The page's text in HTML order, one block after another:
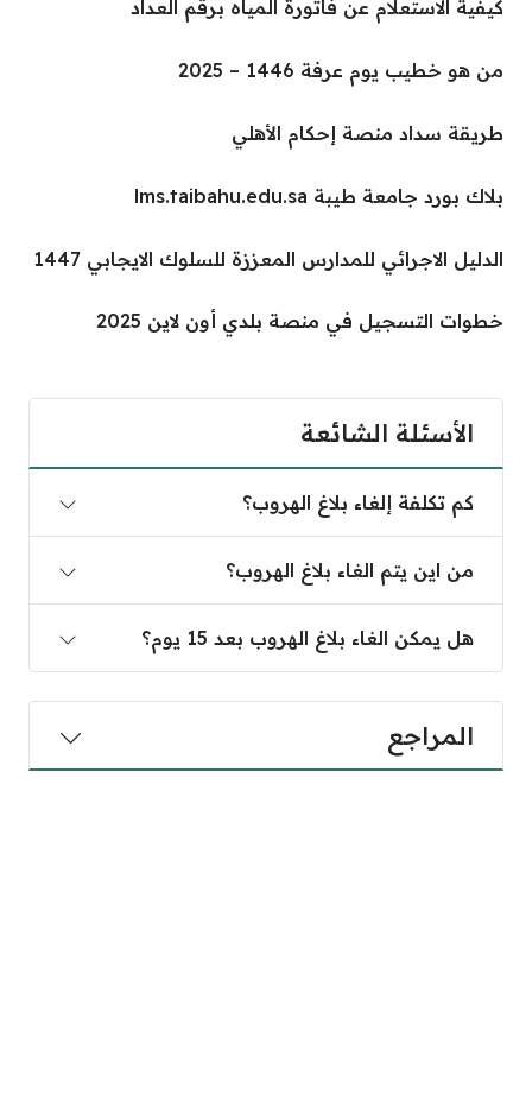
كيفية الاستعلام عن فاتورة المياه برقم العداد
من هو خطيب يوم عرفة 1446 – 2025
طريقة سداد منصة إحكام الأهلي
بلاك بورد جامعة طيبة lms.taibahu.edu.sa
الدليل الاجرائي للمدارس المعززة للسلوك الايجابي 1447
خطوات التسجيل في منصة بلدي أون لاين 2025
الأسئلة الشائعة
كم تكلفة إلغاء بلاغ الهروب؟
من اين يتم الغاء بلاغ الهروب؟
هل يمكن الغاء بلاغ الهروب بعد 15 يوم؟
المراجع